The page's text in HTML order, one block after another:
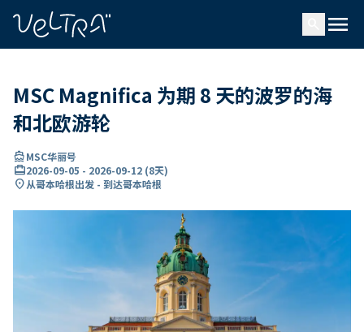
menu
MSC Magnifica 为期 8 天的波罗的海
和北欧游轮
directions_boatMSC华丽号
card_travel2026-09-05 - 2026-09-12 (8天)
location_on从哥本哈根出发 - 到达哥本哈根